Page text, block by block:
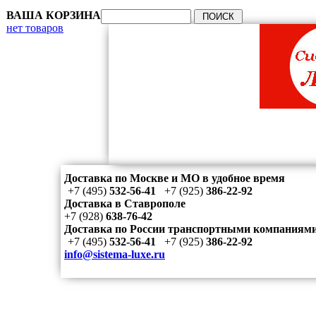
ВАША КОРЗИНА
нет товаров
Доставка по Москве и МО в удобное время
+7 (495) 532-56-41 +7 (925) 386-22-92
Доставка в Ставрополе
+7 (928) 638-76-42
Доставка по России транспортными
+7 (495) 532-56-41 +7 (925) 386-22-92
info@sistema-luxe.ru